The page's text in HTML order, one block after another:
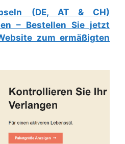
(DE, AT & CH)
– Bestellen Sie jetzt
zum ermäßigten